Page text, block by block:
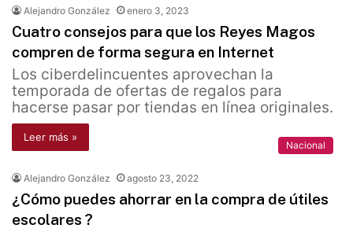
Alejandro González enero 3, 2023
Cuatro consejos para que los Reyes Magos
compren de forma segura en Internet
Los ciberdelincuentes aprovechan la
temporada de ofertas de regalos para
hacerse pasar por tiendas en línea originales.
Leer más »
Nacional
Alejandro González agosto 23, 2022
¿Cómo puedes ahorrar en la compra de útiles
escolares ?